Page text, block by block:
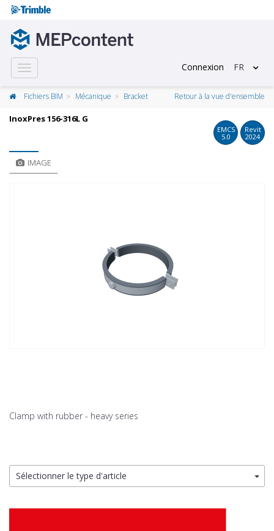
Toggle
navigation
Connexion FR
Fichiers BIM Mécanique Bracket Retour à la vue d'ensemble
InoxPres 156-316L G
EMCS
5.0
Revit
2024
IMAGE
Clamp with rubber - heavy series
Sélectionner le type d'article